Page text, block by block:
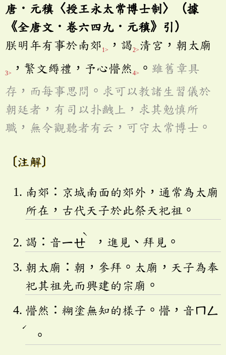
唐．元稹〈授王永太常博士制〉（據
《全唐文．卷六四九．元稹》引）
朕明年有事於南郊 1> ，謁2> 清宮，朝太廟
3> ，繁文縟禮，予心懵然 4> 。 雖舊章具
存，而每事思問。求可以教諸生習儀於
朝廷者，有司以扑齥上，求其勉慎所
職，無令觀聽者有云，可守太常博士。
〔注解〕
南郊：京城南面的郊外，通常為太廟
所在，古代天子於此祭天祀祖。
謁：音ㄧㄝ
ˋ
，進見、拜見。
朝太廟：朝，參拜。太廟，天子為奉
祀其祖先而興建的宗廟。
懵然：糊塗無知的樣子。懵，音ㄇㄥ
ˊ
。